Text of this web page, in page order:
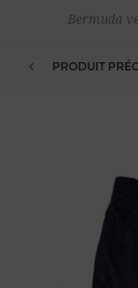
Bermuda
PRODUIT